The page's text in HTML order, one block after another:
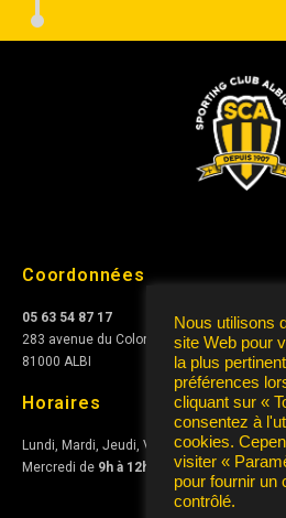
Coordonnées
05 63 54 87 17
283 avenue du Colonel Teyssier
81000 ALBI
Horaires
Lundi, Mardi, Jeudi, Vendredi de10h à 12h
Mercredi de 9h à 12h
Nous utilisons
site Web pour
la plus
préférences
cliquant sur «
consentez à
cookies.
visiter «
pour fournir un
contrôlé.